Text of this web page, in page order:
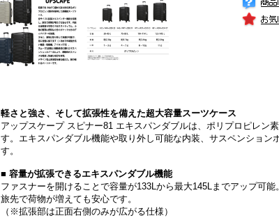
軽さと強さ、そして拡張性を備えた超大容量スーツケース
アップスケープ スピナー81 エキスパンダブルは、ポリプロピレン
す。エキスパンダブル機能や取り外し可能な内装、サスペンション
す。
■ 容量が拡張できるエキスパンダブル機能
ファスナーを開けることで容量が133Lから最大145Lまでアップ可能。
旅先で荷物が増えても安心です。
（※拡張部は正面右側のみが広がる仕様）